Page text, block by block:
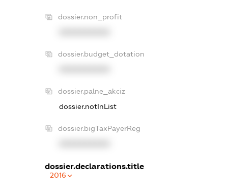
dossier.non_profit
dossier.budget_dotation
dossier.palne_akciz
dossier.notInList
dossier.bigTaxPayerReg
dossier.declarations.title
2016